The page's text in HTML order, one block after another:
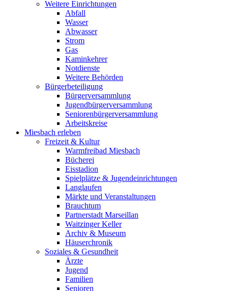
Weitere Einrichtungen
Abfall
Wasser
Abwasser
Strom
Gas
Kaminkehrer
Notdienste
Weitere Behörden
Bürgerbeteiligung
Bürgerversammlung
Jugendbürgerversammlung
Seniorenbürgerversammlung
Arbeitskreise
Miesbach erleben
Freizeit & Kultur
Warmfreibad Miesbach
Bücherei
Eisstadion
Spielplätze & Jugendeinrichtungen
Langlaufen
Märkte und Veranstaltungen
Brauchtum
Partnerstadt Marseillan
Waitzinger Keller
Archiv & Museum
Häuserchronik
Soziales & Gesundheit
Ärzte
Jugend
Familien
Senioren